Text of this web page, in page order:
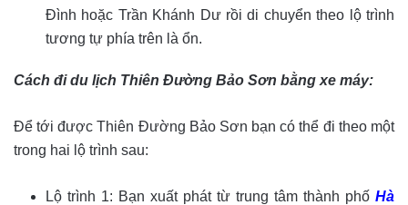
Đình hoặc Trần Khánh Dư rồi di chuyển theo lộ trình
tương tự phía trên là ổn.
Cách đi du lịch Thiên Đường Bảo Sơn bằng xe máy:
Để tới được Thiên Đường Bảo Sơn bạn có thể đi theo một
trong hai lộ trình sau:
Lộ trình 1: Bạn xuất phát từ trung tâm thành phố Hà